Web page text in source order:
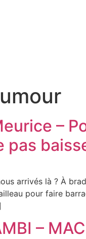
–
pas
arrivés là ? À
pour faire
–